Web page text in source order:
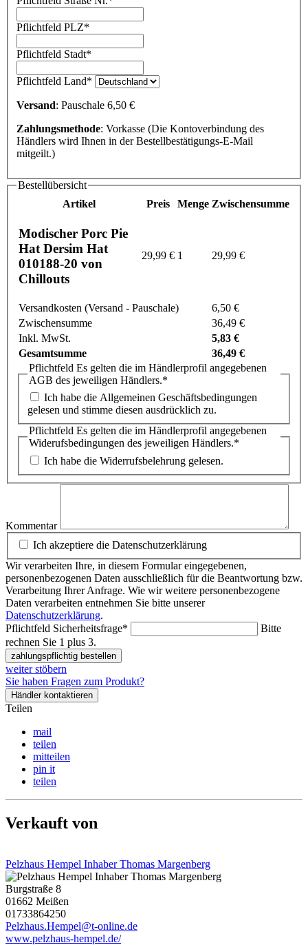
Pflichtfeld PLZ*
Pflichtfeld Stadt*
Pflichtfeld Land*
Versand: Pauschale 6,50 €
Zahlungsmethode: Vorkasse (Die Kontoverbindung des
Händlers wird Ihnen in der Bestellbestätigungs-E-Mail
mitgeilt.)
Bestellübersicht
Artikel
Preis Menge Zwischensumme
Versandkosten (Versand - Pauschale)
6,50 €
Zwischensumme
36,49 €
Inkl. MwSt.
5,83 €
Gesamtsumme
36,49 €
Modischer Porc Pie
Hat Dersim Hat
010188-20 von
Chillouts
29,99 € 1 29,99 €
Pflichtfeld Es gelten die im Händlerprofil angegebenen
AGB des jeweiligen Händlers.*
Ich habe die Allgemeinen Geschäftsbedingungen
gelesen und stimme diesen ausdrücklich zu.
Pflichtfeld Es gelten die im Händlerprofil angegebenen
Widerufsbedingungen des jeweiligen Händlers.*
Ich habe die Widerrufsbelehrung gelesen.
Kommentar
Ich akzeptiere die Datenschutzerklärung
Wir verarbeiten Ihre, in diesem Formular eingegebenen,
personenbezogenen Daten ausschließlich für die Beantwortung bzw.
Verarbeitung Ihrer Anfrage. Wie wir weitere personenbezogene
Daten verarbeiten entnehmen Sie bitte unserer
Datenschutzerklärung.
Pflichtfeld Sicherheitsfrage*
Bitte
rechnen Sie 1 plus 3.
zahlungspflichtig bestellen
weiter stöbern
Sie haben Fragen zum Produkt?
Händler kontaktieren
Teilen
mail
teilen
mitteilen
pin it
teilen
Verkauft von
Pelzhaus Hempel Inhaber Thomas Margenberg
Burgstraße 8
01662 Meißen
01733864250
Pelzhaus.Hempel@t-online.de
www.pelzhaus-hempel.de/